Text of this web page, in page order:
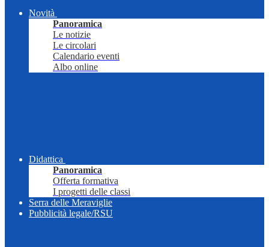
Novità
Panoramica
Le notizie
Le circolari
Calendario eventi
Albo online
Didattica
Panoramica
Offerta formativa
I progetti delle classi
Serra delle Meraviglie
Pubblicità legale/RSU